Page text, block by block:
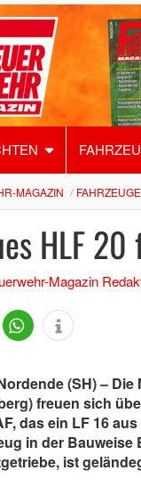
MAGAZIN FAHRZEUGE
HLF
Magazin
(SH) –
freuen sich
das ein LF 16
in der
ist